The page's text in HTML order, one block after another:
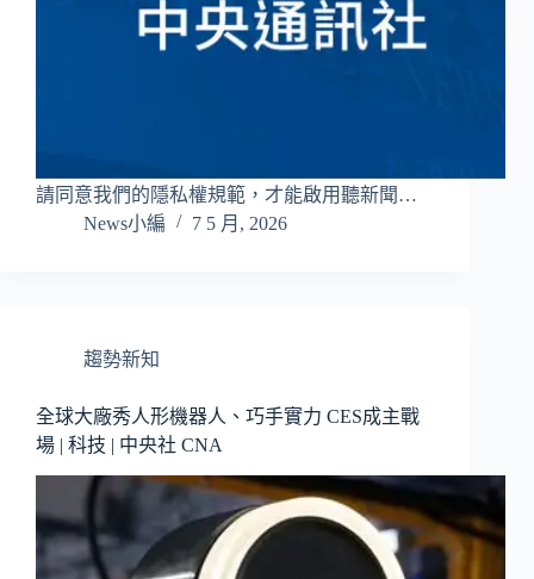
請同意我們的隱私權規範，才能啟用聽新聞…
News小編
7 5 月, 2026
趨勢新知
全球大廠秀人形機器人、巧手實力 CES成主戰
場 | 科技 | 中央社 CNA